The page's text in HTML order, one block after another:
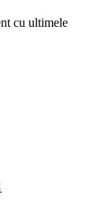
cu ultimele